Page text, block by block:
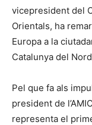
vicepresident del
Orientals, ha
Europa a la
Catalunya del
Pel que fa als
president de
representa el